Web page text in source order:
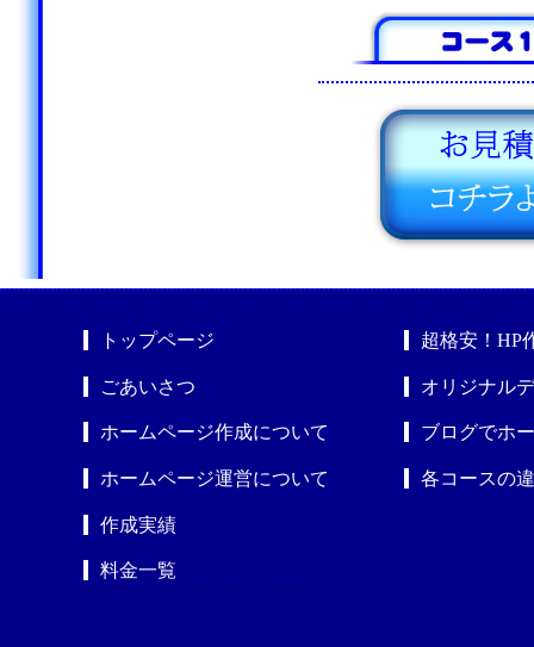
トップページ
ごあいさつ
ホームページ作成について
ホームページ運営について
作成実績
料金一覧
超格安！HP
オリジナル
ブログでホ
各コースの